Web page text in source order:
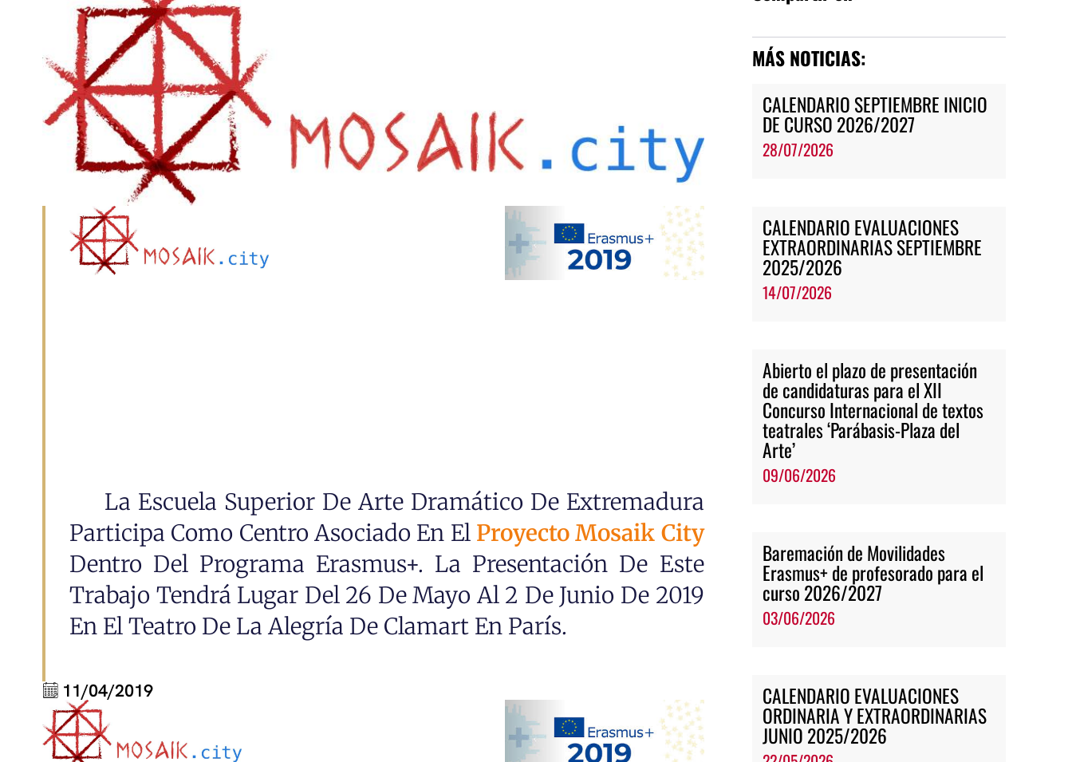
La Escuela Superior De Arte Dramático De Extremadura
Participa Como Centro Asociado En El Proyecto Mosaik City
Dentro Del Programa Erasmus+. La Presentación De Este
Trabajo Tendrá Lugar Del 26 De Mayo Al 2 De Junio De 2019
En El Teatro De La Alegría De Clamart En París.
11/04/2019
MÁS NOTICIAS:
CALENDARIO SEPTIEMBRE INICIO
DE CURSO 2026/2027
28/07/2026
CALENDARIO EVALUACIONES
EXTRAORDINARIAS SEPTIEMBRE
2025/2026
14/07/2026
Abierto el plazo de presentación
de candidaturas para el XII
Concurso Internacional de textos
teatrales ‘Parábasis-Plaza del
Arte’
09/06/2026
Baremación de Movilidades
Erasmus+ de profesorado para el
curso 2026/2027
03/06/2026
CALENDARIO EVALUACIONES
ORDINARIA Y EXTRAORDINARIAS
JUNIO 2025/2026